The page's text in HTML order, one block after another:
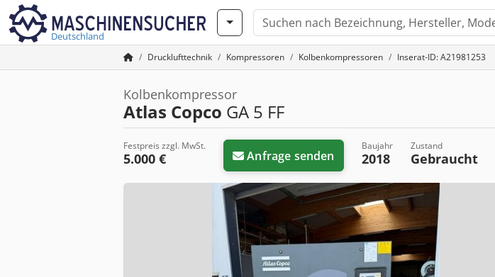
Deutschland
Drucklufttechnik Kompressoren Kolbenkompressoren Inserat-ID: A21981253
Kolbenkompressor
Atlas Copco GA 5 FF
Festpreis zzgl. MwSt.
5.000 € Anfrage senden
Baujahr
2018
Zustand
Gebraucht